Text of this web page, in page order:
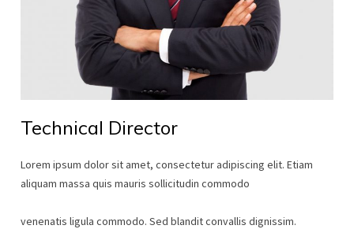
Technical Director
Lorem ipsum dolor sit amet, consectetur adipiscing elit. Etiam
aliquam massa quis mauris sollicitudin commodo
venenatis ligula commodo. Sed blandit convallis dignissim.